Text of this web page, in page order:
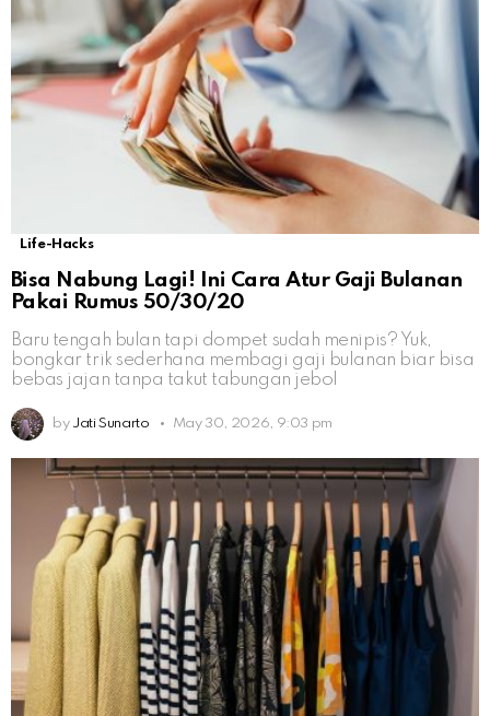
Life-Hacks
Bisa Nabung Lagi! Ini Cara Atur Gaji Bulanan
Pakai Rumus 50/30/20
Baru tengah bulan tapi dompet sudah menipis? Yuk,
bongkar trik sederhana membagi gaji bulanan biar bisa
bebas jajan tanpa takut tabungan jebol
by Jati Sunarto May 30, 2026, 9:03 pm